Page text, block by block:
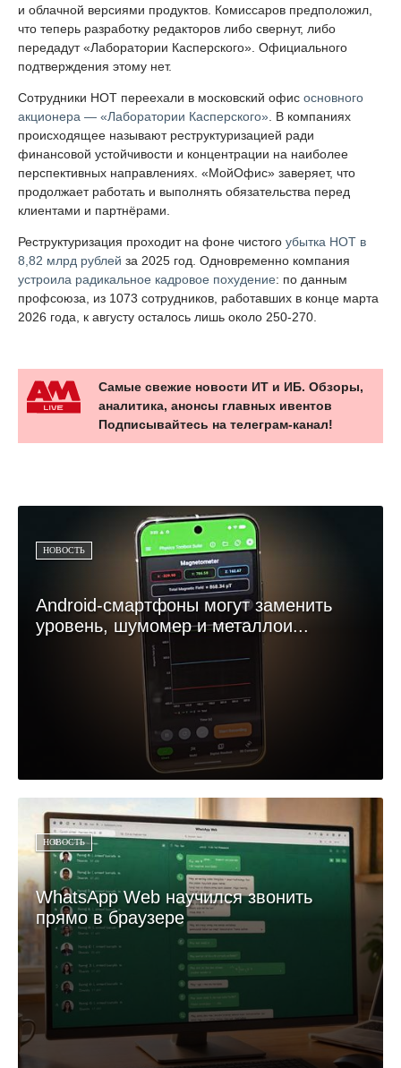
и облачной версиями продуктов. Комиссаров предположил,
что теперь разработку редакторов либо свернут, либо
передадут «Лаборатории Касперского». Официального
подтверждения этому нет.
Сотрудники НОТ переехали в московский офис основного
акционера — «Лаборатории Касперского» . В компаниях
происходящее называют реструктуризацией ради
финансовой устойчивости и концентрации на наиболее
перспективных направлениях. «МойОфис» заверяет, что
продолжает работать и выполнять обязательства перед
клиентами и партнёрами.
Реструктуризация проходит на фоне чистого убытка НОТ в
8,82 млрд рублей за 2025 год. Одновременно компания
устроила радикальное кадровое похудение: по данным
профсоюза, из 1073 сотрудников, работавших в конце марта
2026 года, к августу осталось лишь около 250-270.
Самые свежие новости ИТ и ИБ. Обзоры,
аналитика, анонсы главных ивентов
Подписывайтесь на телеграм-канал!
НОВОСТЬ
Android-смартфоны могут заменить
уровень, шумомер и металлои...
НОВОСТЬ
WhatsApp Web научился звонить
прямо в браузере